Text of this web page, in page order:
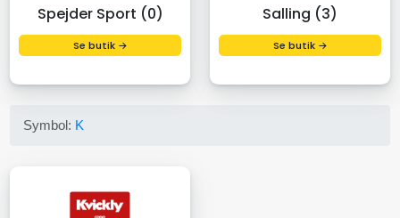
Spejder Sport (0)
Se butik →
Salling (3)
Se butik →
Symbol: K